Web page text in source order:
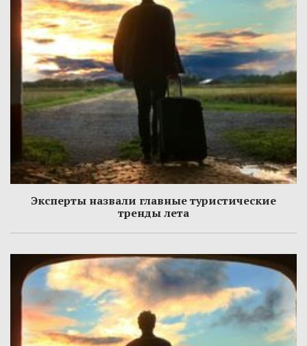
Эксперты назвали главные туристические
тренды лета